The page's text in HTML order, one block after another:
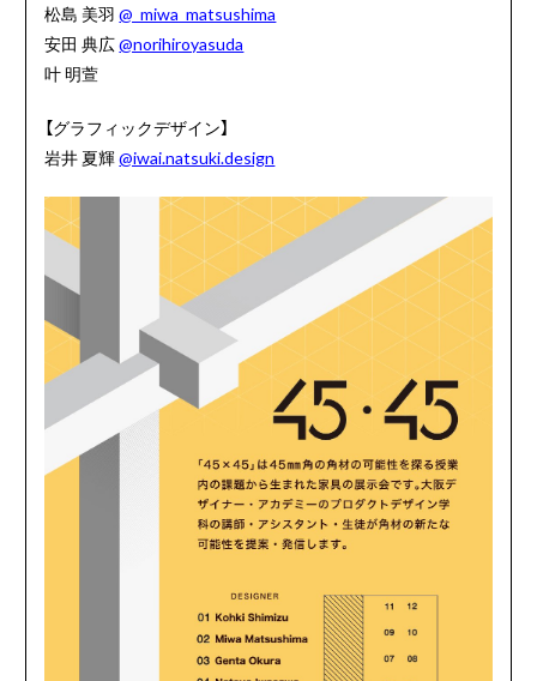
松島 美羽@_miwa_matsushima
安田 典広@norihiroyasuda
叶 明萱
【グラフィックデザイン】
岩井 夏輝@iwai.natsuki.design